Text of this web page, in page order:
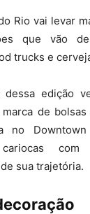
Rio vai levar
que vão
trucks e
dessa edição
de
no
com
sua trajetória.